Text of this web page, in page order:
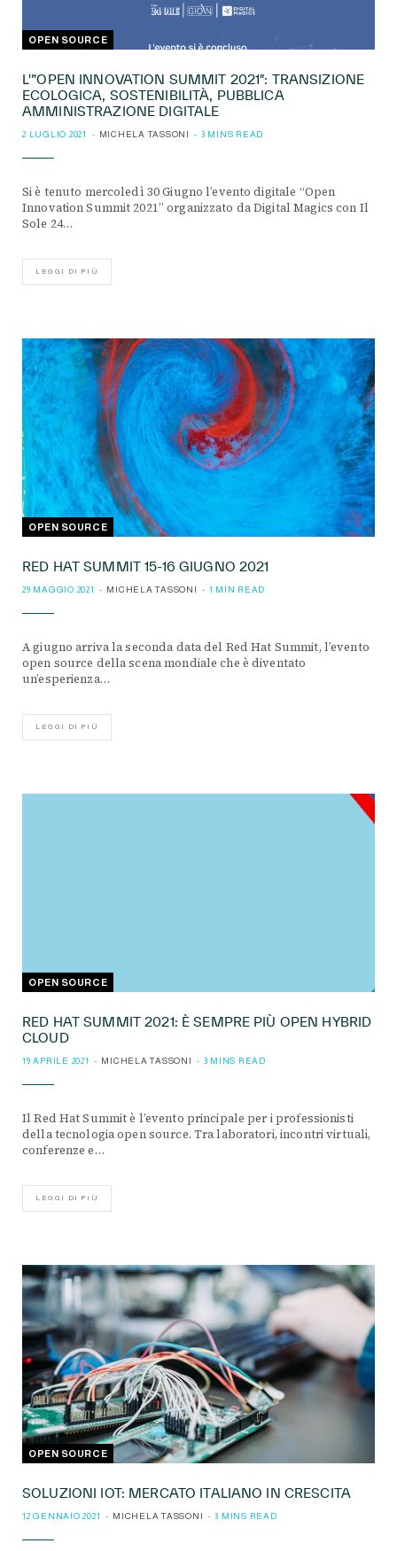
OPEN SOURCE
L'”OPEN INNOVATION SUMMIT 2021″: TRANSIZIONE
ECOLOGICA, SOSTENIBILITÀ, PUBBLICA
AMMINISTRAZIONE DIGITALE
2 LUGLIO 2021 MICHELA TASSONI 3 MINS READ
Si è tenuto mercoledì 30 Giugno l’evento digitale “Open
Innovation Summit 2021” organizzato da Digital Magics con Il
Sole 24…
LEGGI DI PIÙ
OPEN SOURCE
RED HAT SUMMIT 15-16 GIUGNO 2021
29 MAGGIO 2021 MICHELA TASSONI 1 MIN READ
A giugno arriva la seconda data del Red Hat Summit, l’evento
open source della scena mondiale che è diventato
un’esperienza…
LEGGI DI PIÙ
OPEN SOURCE
RED HAT SUMMIT 2021: È SEMPRE PIÙ OPEN HYBRID
CLOUD
19 APRILE 2021 MICHELA TASSONI 3 MINS READ
Il Red Hat Summit è l’evento principale per i professionisti
della tecnologia open source. Tra laboratori, incontri virtuali,
conferenze e…
LEGGI DI PIÙ
OPEN SOURCE
SOLUZIONI IOT: MERCATO ITALIANO IN CRESCITA
12 GENNAIO 2021 MICHELA TASSONI 3 MINS READ